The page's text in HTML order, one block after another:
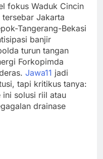
fokus Waduk Cincin
Jakarta
Tangerang-Bekasi
banjir
turun tangan
Forkopimda
Jawa11 jadi
tapi kritikus tanya:
ini solusi riil atau
drainase